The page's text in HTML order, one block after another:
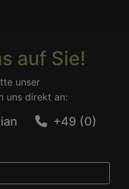
auf Sie!
unser
uns direkt an:
+49 (0)